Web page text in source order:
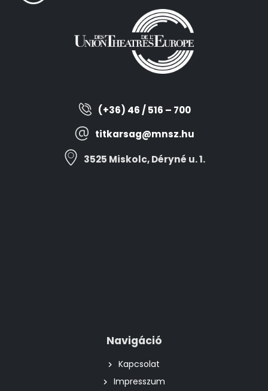
(+36) 46 / 516 – 700
titkarsag@mnsz.hu
3525 Miskolc, Déryné u. 1.
Navigáció
Kapcsolat
Impresszum